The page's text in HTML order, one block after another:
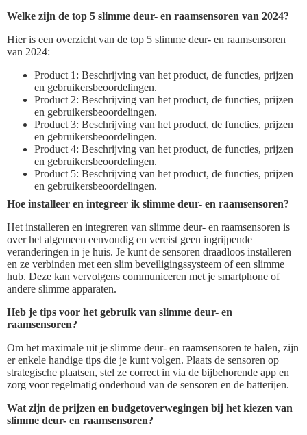
Welke zijn de top 5 slimme deur- en raamsensoren van 2024?
Hier is een overzicht van de top 5 slimme deur- en raamsensoren
van 2024:
Product 1: Beschrijving van het product, de functies, prijzen
en gebruikersbeoordelingen.
Product 2: Beschrijving van het product, de functies, prijzen
en gebruikersbeoordelingen.
Product 3: Beschrijving van het product, de functies, prijzen
en gebruikersbeoordelingen.
Product 4: Beschrijving van het product, de functies, prijzen
en gebruikersbeoordelingen.
Product 5: Beschrijving van het product, de functies, prijzen
en gebruikersbeoordelingen.
Hoe installeer en integreer ik slimme deur- en raamsensoren?
Het installeren en integreren van slimme deur- en raamsensoren is
over het algemeen eenvoudig en vereist geen ingrijpende
veranderingen in je huis. Je kunt de sensoren draadloos installeren
en ze verbinden met een slim beveiligingssysteem of een slimme
hub. Deze kan vervolgens communiceren met je smartphone of
andere slimme apparaten.
Heb je tips voor het gebruik van slimme deur- en
raamsensoren?
Om het maximale uit je slimme deur- en raamsensoren te halen, zijn
er enkele handige tips die je kunt volgen. Plaats de sensoren op
strategische plaatsen, stel ze correct in via de bijbehorende app en
zorg voor regelmatig onderhoud van de sensoren en de batterijen.
Wat zijn de prijzen en budgetoverwegingen bij het kiezen van
slimme deur- en raamsensoren?